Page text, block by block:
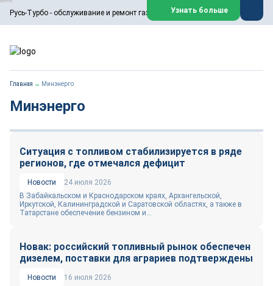
Русь-Турбо - обслуживание и ремонт газовых паровых турбин
ООО «Русь-Турбо» занимается сервисом газовых и паровых
турбин, комплексным ремонтом, восстановлением,
техническим обслуживанием оборудования ТЭС,
работают на нефтегазовых, нефтехимических,
металлургических и других предприятиях.
Реклама. ООО «Русь-Турбо», ИНН 7802588950
Перейти на сайт
Узнать больше
Главная → Минэнерго
Минэнерго
Ситуация с топливом стабилизируется в ряде
регионов, где отмечался дефицит
Новости
24 июля 2026
В Забайкальском и Краснодарском краях, Архангельской,
Иркутской, Калининградской и Саратовской областях, а также в
Татарстане обеспечение бензином и...
Новак: российский топливный рынок обеспечен
дизелем, поставки для аграриев подтверждены
Новости
16 июля 2026